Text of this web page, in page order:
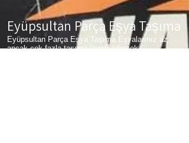
Eyüpsultan Parça Eşya Taşıma
Eyüpsultan Parça Eşya Taşıma Eşyalarınız az
ancak çok fazla taşıma ücreti ödemek